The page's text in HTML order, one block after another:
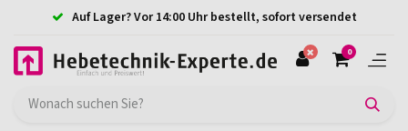
Auf Lager? Vor 14:00 Uhr bestellt, sofort versendet
0